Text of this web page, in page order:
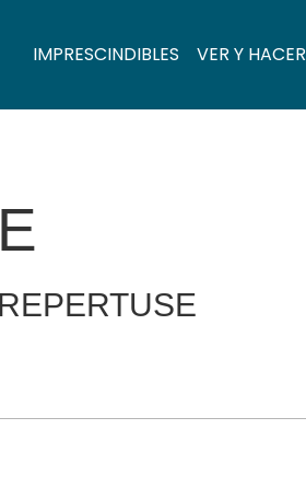
IMPRESCINDIBLES VER Y HACER